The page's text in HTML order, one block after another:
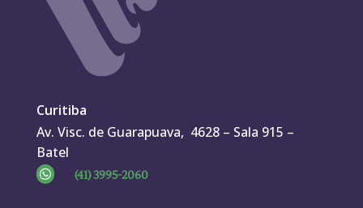
Curitiba
Av. Visc. de Guarapuava, 4628 – Sala 915 –
Batel
 (41) 3995-2060